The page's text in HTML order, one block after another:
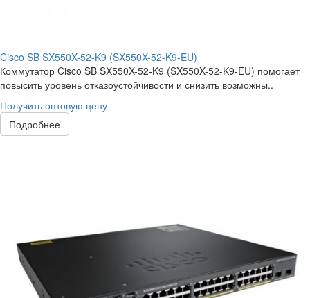
Cisco SB SX550X-52-K9 (SX550X-52-K9-EU)
Коммутатор Cisco SB SX550X-52-K9 (SX550X-52-K9-EU) помогает
повысить уровень отказоустойчивости и снизить возможны..
Получить оптовую цену
Подробнее